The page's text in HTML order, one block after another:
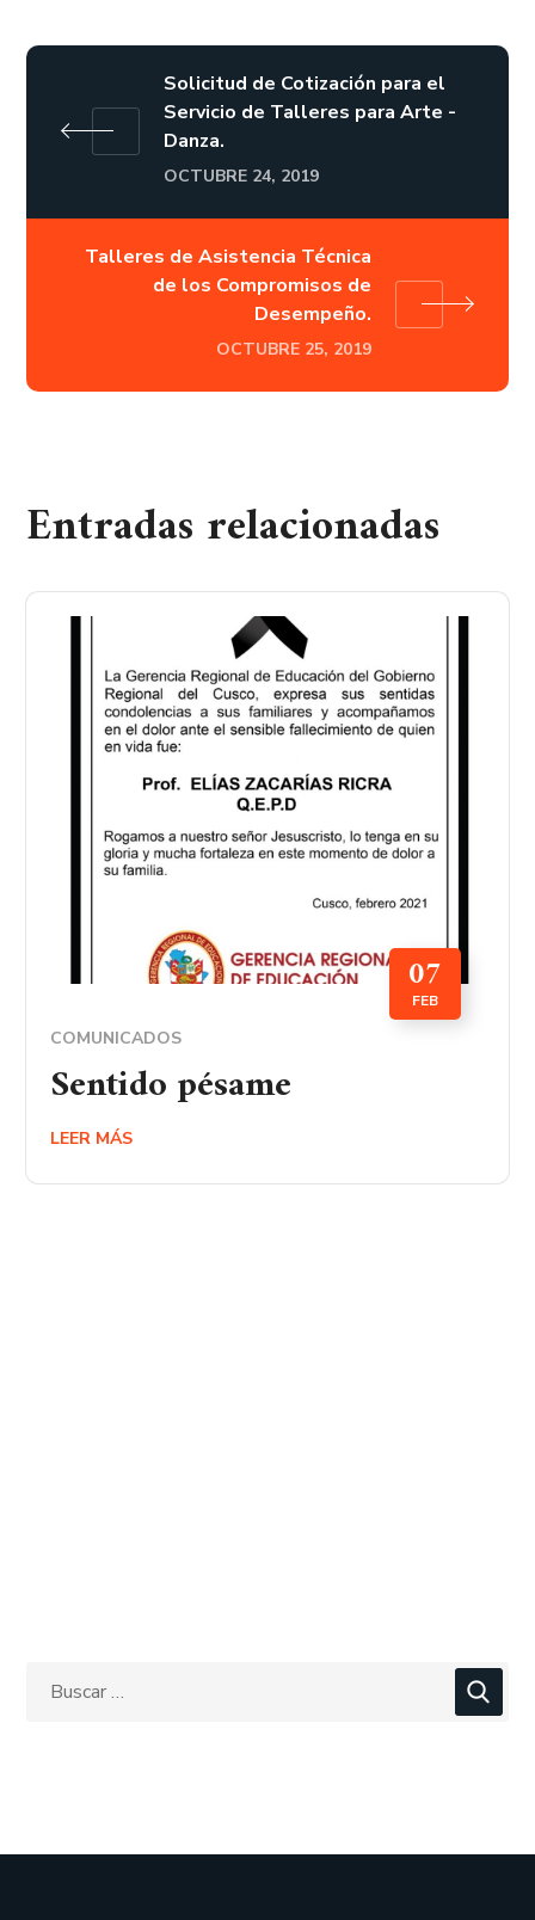
Solicitud de Cotización para el
Servicio de Talleres para Arte -
Danza.
OCTUBRE 24, 2019
Talleres de Asistencia Técnica
de los Compromisos de
Desempeño.
OCTUBRE 25, 2019
Entradas relacionadas
07
FEB
COMUNICADOS
Sentido pésame
LEER MÁS